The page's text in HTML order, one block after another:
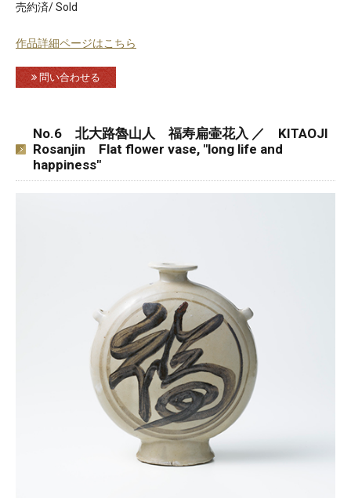
売約済/ Sold
作品詳細ページはこちら
問い合わせる
No.6 北大路魯山人 福寿扁壷花入 ／ KITAOJI
Rosanjin Flat flower vase, "long life and
happiness"